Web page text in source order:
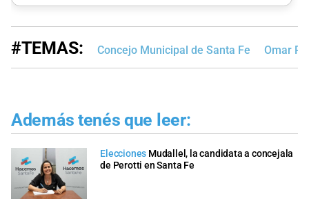
#TEMAS: Concejo Municipal de Santa Fe Omar
Además tenés que leer:
Elecciones Mudallel, la candidata a concejala
de Perotti en Santa Fe